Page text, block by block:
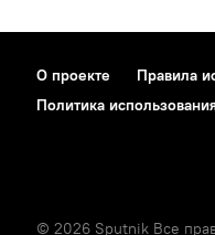
О проекте Правила
Политика
© 2026 Sputnik Все